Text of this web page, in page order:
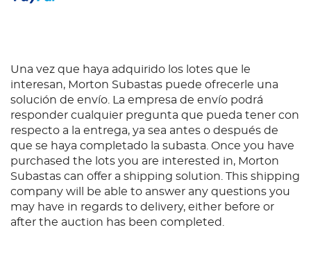
Una vez que haya adquirido los lotes que le
interesan, Morton Subastas puede ofrecerle una
solución de envío. La empresa de envío podrá
responder cualquier pregunta que pueda tener con
respecto a la entrega, ya sea antes o después de
que se haya completado la subasta. Once you have
purchased the lots you are interested in, Morton
Subastas can offer a shipping solution. This shipping
company will be able to answer any questions you
may have in regards to delivery, either before or
after the auction has been completed.